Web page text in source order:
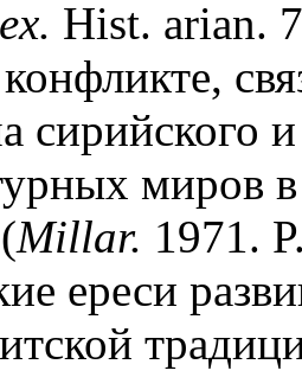
Hist. arian.
сирийского
миров
Millar. 1971.
ереси